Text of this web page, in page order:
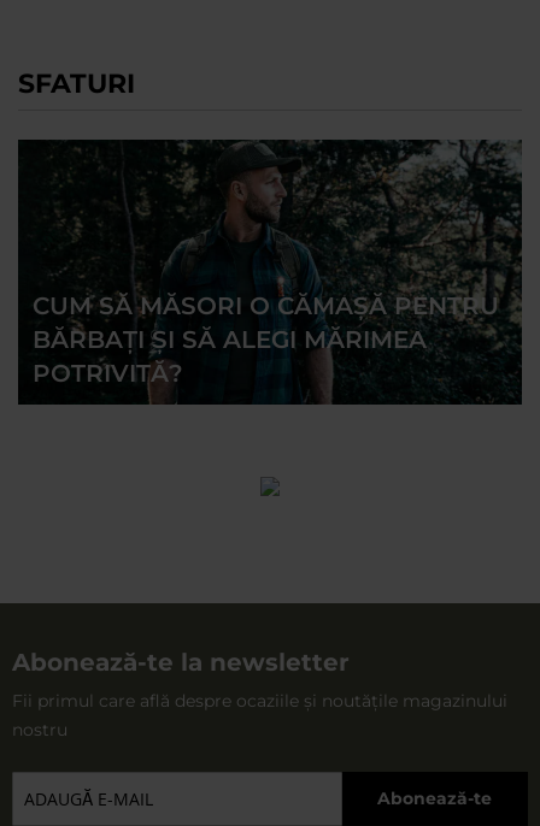
SFATURI
CUM SĂ MĂSORI O CĂMAȘĂ PENTRU
BĂRBAȚI ȘI SĂ ALEGI MĂRIMEA
POTRIVITĂ?
Abonează-te la newsletter
Fii primul care află despre ocaziile și noutățile magazinului
nostru
Abonează-te